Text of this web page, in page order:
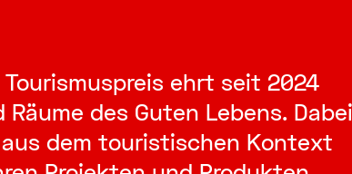
Tourismuspreis ehrt seit 2024
des Guten Lebens. Dabei
dem touristischen Kontext